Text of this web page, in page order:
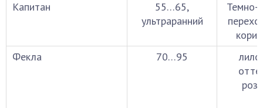
Капитан
55…65,
ультраранний
Темно-
Фекла
70…95